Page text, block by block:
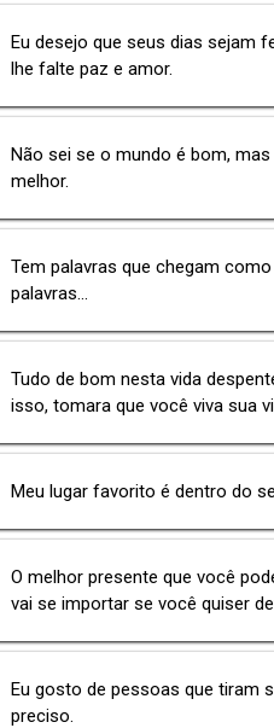
Eu desejo que seus dias sejam
lhe falte paz e amor.
Não sei se o mundo é bom,
melhor.
Tem palavras que chegam
palavras...
Tudo de bom nesta vida
isso, tomara que você viva sua
Meu lugar favorito é dentro do
O melhor presente que você
vai se importar se você quiser
Eu gosto de pessoas que tiram
preciso.